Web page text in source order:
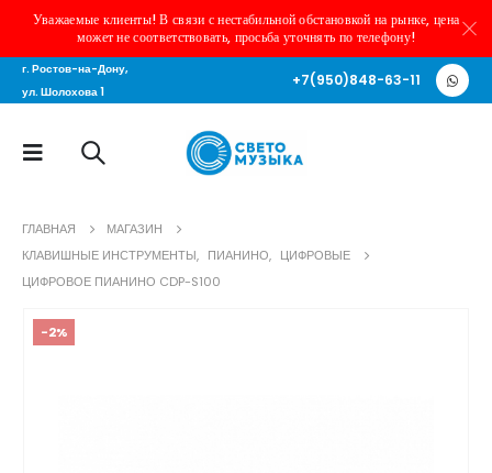
Уважаемые клиенты! В связи с нестабильной обстановкой на рынке, цена
может не соответствовать, просьба уточнять по телефону!
г. Ростов-на-Дону,
ул. Шолохова 1
+7(950)848-63-11
ГЛАВНАЯ
МАГАЗИН
КЛАВИШНЫЕ ИНСТРУМЕНТЫ, ПИАНИНО, ЦИФРОВЫЕ
ЦИФРОВОЕ ПИАНИНО CDP-S100
-2%